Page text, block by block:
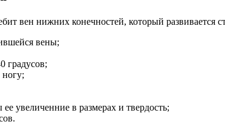
вен нижних конечностей, который
вены;
градусов;
увеличенние в размерах и твердость;